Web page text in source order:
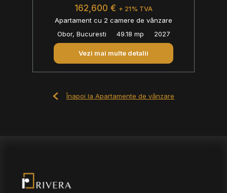
162,600 € + 21% TVA
Apartament cu 2 camere de vânzare
Obor, Bucuresti
49.18 mp 2027
Vezi mai multe detalii
Înapoi la Apartamente de vânzare